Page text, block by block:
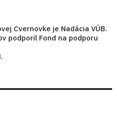
Cvernovke je Nadácia VÚB.
podporil Fond na podporu